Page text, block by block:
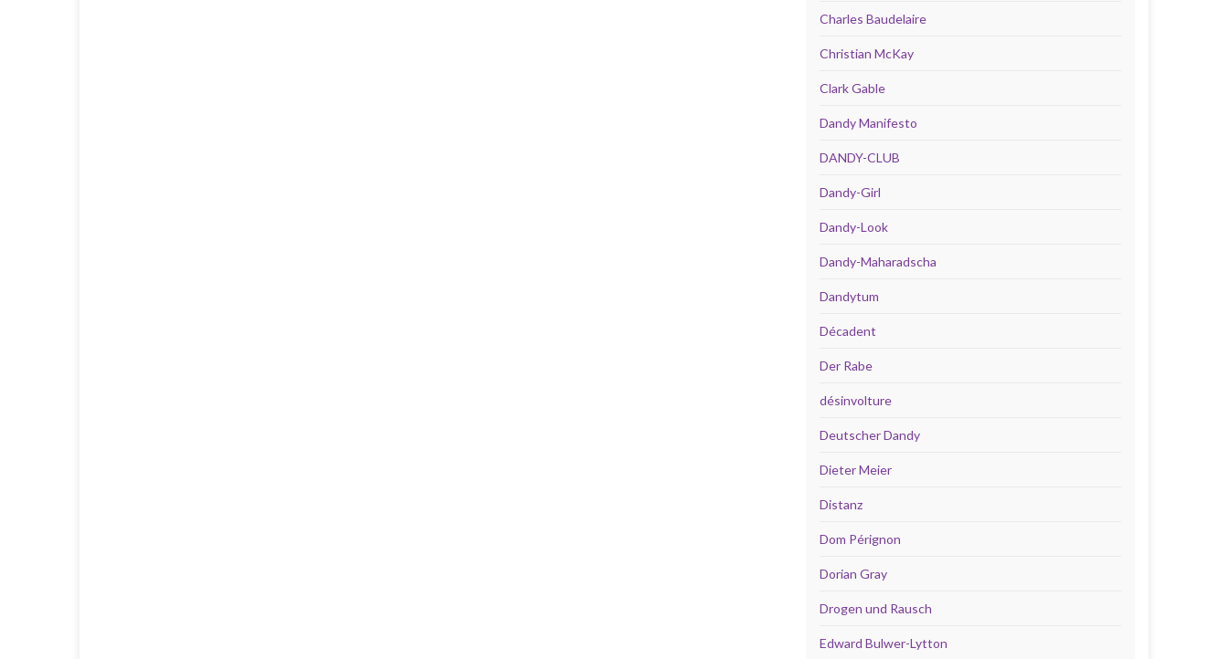
Charles Baudelaire
Christian McKay
Clark Gable
Dandy Manifesto
DANDY-CLUB
Dandy-Girl
Dandy-Look
Dandy-Maharadscha
Dandytum
Décadent
Der Rabe
désinvolture
Deutscher Dandy
Dieter Meier
Distanz
Dom Pérignon
Dorian Gray
Drogen und Rausch
Edward Bulwer-Lytton